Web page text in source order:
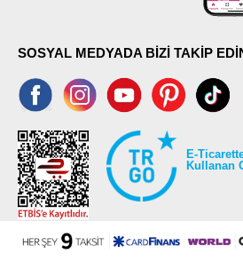
SOSYAL MEDYADA BİZİ TAKİP
E-
Kullanan